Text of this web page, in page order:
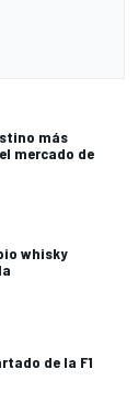
más
mercado de
whisky
de la F1